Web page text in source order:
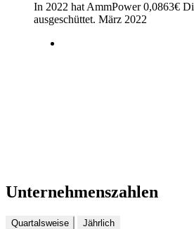
In 2022 hat AmmPower0,0863€
ausgeschüttet. März 2022
Unternehmenszahlen
Quartalsweise Jährlich